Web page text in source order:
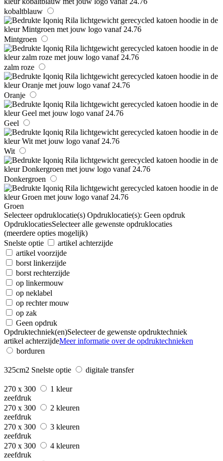
kobaltblauw
Mintgroen
zalm roze
Oranje
Geel
Wit
Donkergroen
Groen
Selecteer opdruklocatie(s) Opdruklocatie(s): Geen opdruk
OpdruklocatiesSelecteer alle gewenste opdruklocaties
(meerdere opties mogelijk)
Snelste optie
artikel achterzijde
artikel voorzijde
borst linkerzijde
borst rechterzijde
op linkermouw
op neklabel
op rechter mouw
op zak
Geen opdruk
Opdruktechniek(en)Selecteer de gewenste opdruktechniek
artikel achterzijdeMeer informatie over de opdruktechnieken
borduren
325cm2 Snelste optie digitale transfer
270 x 300
1 kleur
zeefdruk
270 x 300
2 kleuren
zeefdruk
270 x 300
3 kleuren
zeefdruk
270 x 300
4 kleuren
zeefdruk